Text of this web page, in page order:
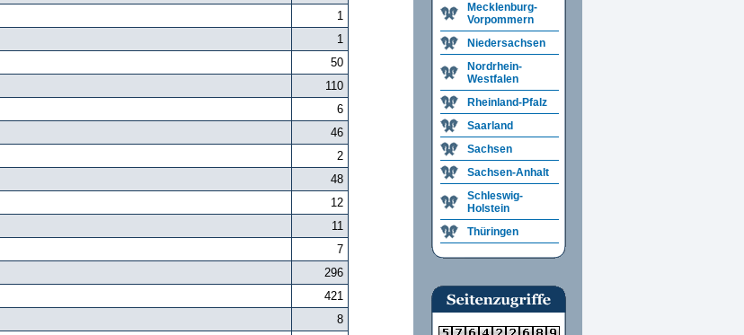
1
1
50
110
6
46
2
48
12
11
7
296
421
8
Mecklenburg-
Vorpommern
Niedersachsen
Nordrhein-
Westfalen
Rheinland-Pfalz
Saarland
Sachsen
Sachsen-Anhalt
Schleswig-
Holstein
Thüringen